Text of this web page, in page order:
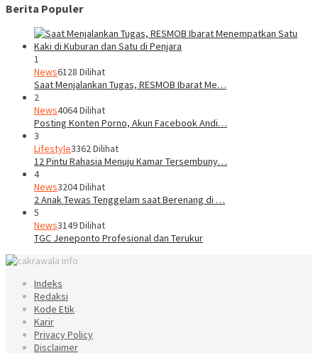
Berita Populer
1
News6128 Dilihat
Saat Menjalankan Tugas, RESMOB Ibarat Me…
2
News4064 Dilihat
Posting Konten Porno, Akun Facebook Andi…
3
Lifestyle3362 Dilihat
12 Pintu Rahasia Menuju Kamar Tersembuny…
4
News3204 Dilihat
2 Anak Tewas Tenggelam saat Berenang di …
5
News3149 Dilihat
TGC Jeneponto Profesional dan Terukur
Indeks
Redaksi
Kode Etik
Karir
Privacy Policy
Disclaimer